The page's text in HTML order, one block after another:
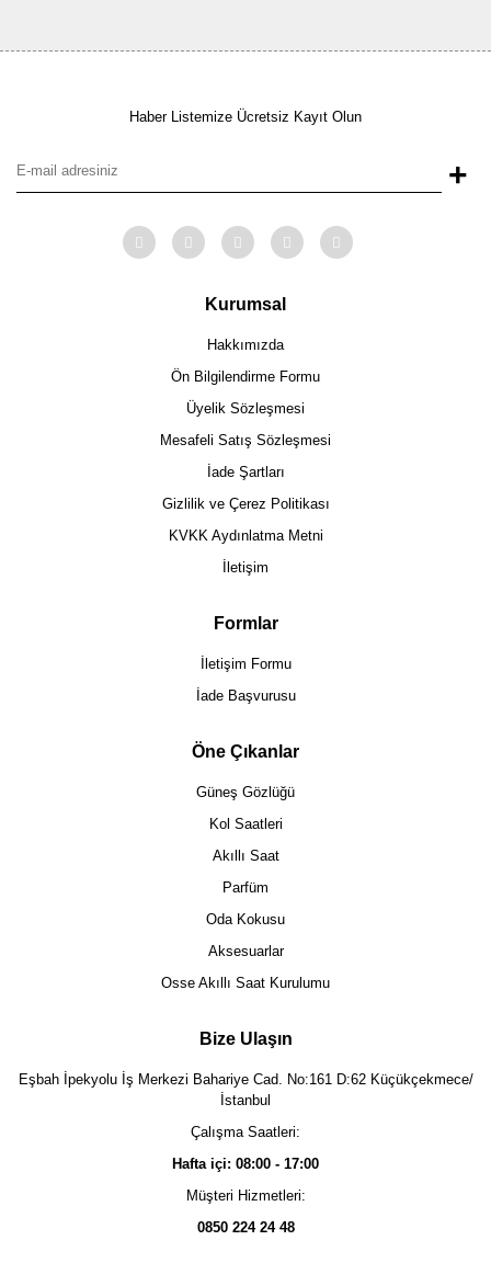
Haber Listemize Ücretsiz Kayıt Olun
+
Kurumsal
Hakkımızda
Ön Bilgilendirme Formu
Üyelik Sözleşmesi
Mesafeli Satış Sözleşmesi
İade Şartları
Gizlilik ve Çerez Politikası
KVKK Aydınlatma Metni
İletişim
Formlar
İletişim Formu
İade Başvurusu
Öne Çıkanlar
Güneş Gözlüğü
Kol Saatleri
Akıllı Saat
Parfüm
Oda Kokusu
Aksesuarlar
Osse Akıllı Saat Kurulumu
Bize Ulaşın
Eşbah İpekyolu İş Merkezi Bahariye Cad. No:161 D:62 Küçükçekmece/
İstanbul
Çalışma Saatleri:
Hafta içi: 08:00 - 17:00
Müşteri Hizmetleri:
0850 224 24 48